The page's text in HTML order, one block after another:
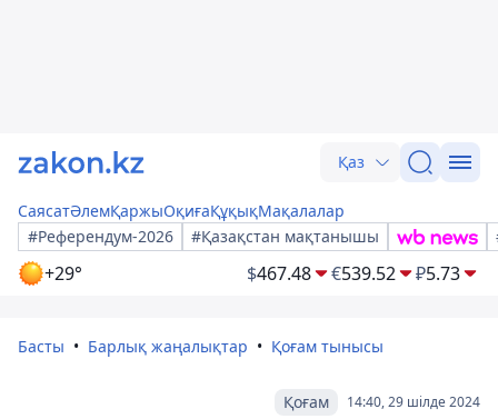
Қаз
СаясатӘлемҚаржыОқиғаҚұқықМақалалар
#Референдум-2026
#Қазақстан мақтанышы
+29° $467.48 €539.52 ₽5.73
Басты Барлық жаңалықтар Қоғам тынысы
14:40, 29 шілде 2024
Қоғам